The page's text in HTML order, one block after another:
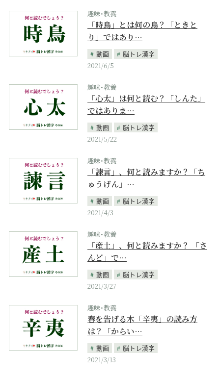
趣味･教養
「時鳥」とは何の鳥？「ときと
り」ではあり…
動画
脳トレ漢字
2021/6/5
趣味･教養
「心太」は何と読む？「しんた」
ではありま…
動画
脳トレ漢字
2021/5/22
趣味･教養
「諫言」、何と読みますか？「ち
ゅうげん」…
動画
脳トレ漢字
2021/4/3
趣味･教養
「産土」、何と読みますか？ 「さ
んど」で…
動画
脳トレ漢字
2021/3/27
趣味･教養
春を告げる木「辛夷」の読み方
は？「からい…
動画
脳トレ漢字
2021/3/13